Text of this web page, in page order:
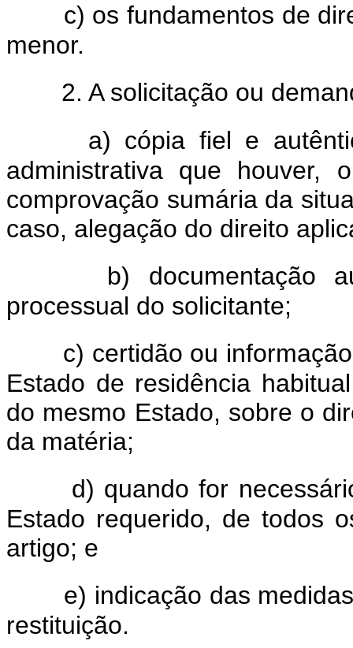
c) os fundamentos de
menor.
2. A solicitação ou
a) cópia fiel e
administrativa que
comprovação sumária da
caso, alegação do direito
b) documentação
processual do solicitante;
c) certidão ou
Estado de residência
do mesmo Estado, sobre o
da matéria;
d) quando for
Estado requerido, de todos
artigo; e
e) indicação das
restituição.